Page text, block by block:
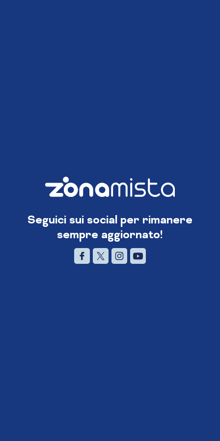
Seguici sui social per rimanere
sempre aggiornato!